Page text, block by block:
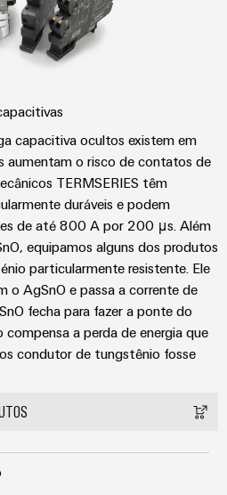
capacitiva ocultos existem em
aumentam o risco de contatos de
TERMSERIES têm
duráveis e podem
de até 800 A por 200 μs. Além
equipamos alguns dos produtos
particularmente resistente. Ele
o AgSnO e passa a corrente de
fecha para fazer a ponte do
a perda de energia que
condutor de tungstênio fosse